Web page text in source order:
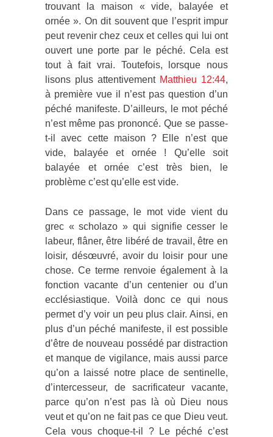
trouvant la maison « vide, balayée et
ornée ». On dit souvent que l’esprit impur
peut revenir chez ceux et celles qui lui ont
ouvert une porte par le péché. Cela est
tout à fait vrai. Toutefois, lorsque nous
lisons plus attentivement Matthieu 12:44,
à première vue il n’est pas question d’un
péché manifeste. D’ailleurs, le mot péché
n’est même pas prononcé. Que se passe-
t-il avec cette maison ? Elle n’est que
vide, balayée et ornée ! Qu’elle soit
balayée et ornée c’est très bien, le
problème c’est qu’elle est vide.
Dans ce passage, le mot vide vient du
grec « scholazo » qui signifie cesser le
labeur, flâner, être libéré de travail, être en
loisir, désœuvré, avoir du loisir pour une
chose. Ce terme renvoie également à la
fonction vacante d’un centenier ou d’un
ecclésiastique. Voilà donc ce qui nous
permet d’y voir un peu plus clair. Ainsi, en
plus d’un péché manifeste, il est possible
d’être de nouveau possédé par distraction
et manque de vigilance, mais aussi parce
qu’on a laissé notre place de sentinelle,
d’intercesseur, de sacrificateur vacante,
parce qu’on n’est pas là où Dieu nous
veut et qu’on ne fait pas ce que Dieu veut.
Cela vous choque-t-il ? Le péché c’est